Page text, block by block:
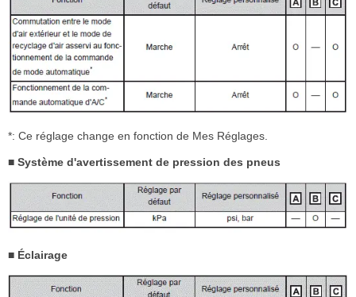
*: Ce réglage change en fonction de Mes Réglages.
■ Système d'avertissement de pression des pneus
■ Éclairage